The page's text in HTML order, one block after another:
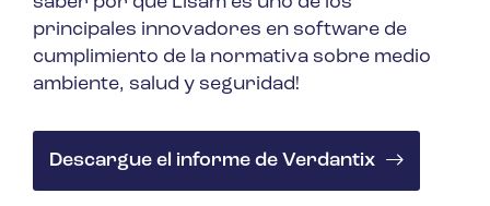
principales innovadores en software de
cumplimiento de la normativa sobre medio
ambiente, salud y seguridad!
Descargue el informe de Verdantix